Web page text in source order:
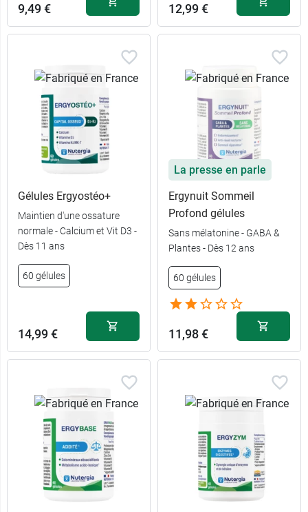
9,49 € 12,99 €
Gélules Ergyostéo+
Maintien d'une ossature
normale - Calcium et Vit D3 -
Dès 11 ans
60 gélules
14,99 €
La presse en parle
Ergynuit Sommeil
Profond gélules
Sans mélatonine - GABA &
Plantes - Dès 12 ans
60 gélules
11,98 €